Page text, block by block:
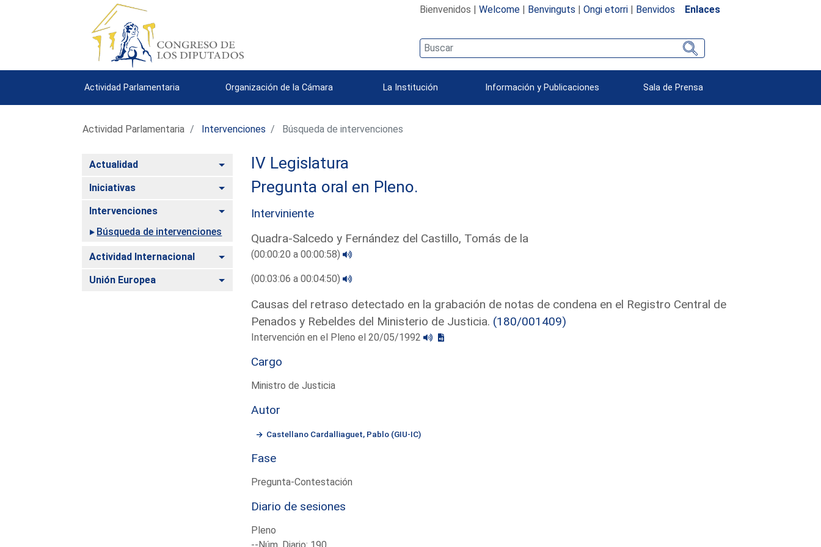
Bienvenidos | Welcome| Benvinguts | Ongi etorri| Benvidos Enlaces
Actividad Parlamentaria Organización de la Cámara La Institución Información y Publicaciones Sala de Prensa
Actividad Parlamentaria Intervenciones Búsqueda de intervenciones
Actualidad Alternar
Iniciativas Alternar
Intervenciones
Alternar
Búsqueda de intervenciones
Actividad Internacional Alternar
Unión Europea Alternar
IV Legislatura
Pregunta oral en Pleno.
Interviniente
Quadra-Salcedo y Fernández del Castillo, Tomás de la
(00:00:20 a 00:00:58)
(00:03:06 a 00:04:50)
Causas del retraso detectado en la grabación de notas de condena en el Registro Central de
Penados y Rebeldes del Ministerio de Justicia. (180/001409)
Intervención en el Pleno el 20/05/1992
Cargo
Ministro de Justicia
Autor
Castellano Cardalliaguet, Pablo (GIU-IC)
Fase
Pregunta-Contestación
Diario de sesiones
Pleno
--Núm. Diario: 190